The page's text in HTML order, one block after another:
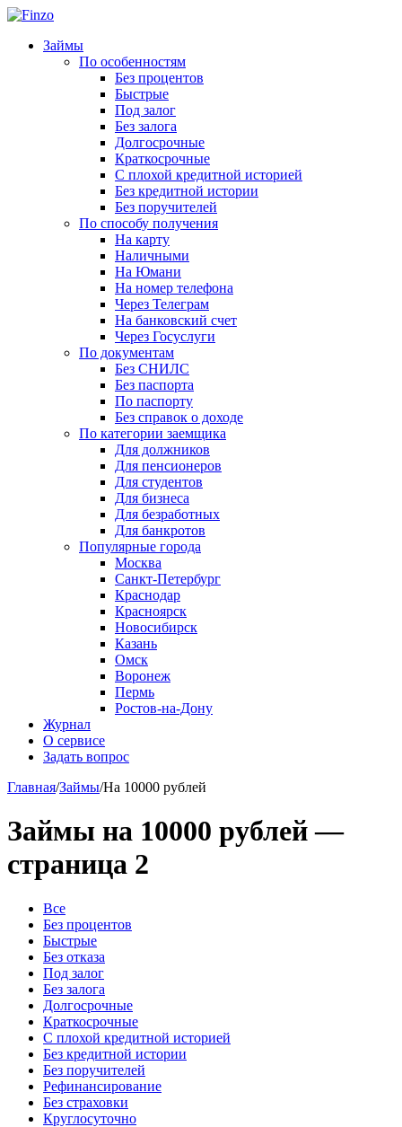
Займы
По особенностям
Без процентов
Быстрые
Под залог
Без залога
Долгосрочные
Краткосрочные
С плохой кредитной историей
Без кредитной истории
Без поручителей
По способу получения
На карту
Наличными
На Юмани
На номер телефона
Через Телеграм
На банковский счет
Через Госуслуги
По документам
Без СНИЛС
Без паспорта
По паспорту
Без справок о доходе
По категории заемщика
Для должников
Для пенсионеров
Для студентов
Для бизнеса
Для безработных
Для банкротов
Популярные города
Москва
Санкт-Петербург
Краснодар
Красноярск
Новосибирск
Казань
Омск
Воронеж
Пермь
Ростов-на-Дону
Журнал
О сервисе
Задать вопрос
Главная/Займы/На 10000 рублей
Займы на 10000 рублей —
страница 2
Все
Без процентов
Быстрые
Без отказа
Под залог
Без залога
Долгосрочные
Краткосрочные
С плохой кредитной историей
Без кредитной истории
Без поручителей
Рефинансирование
Без страховки
Круглосуточно